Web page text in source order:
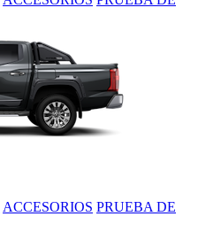
ACCESORIOS PRUEBA DE